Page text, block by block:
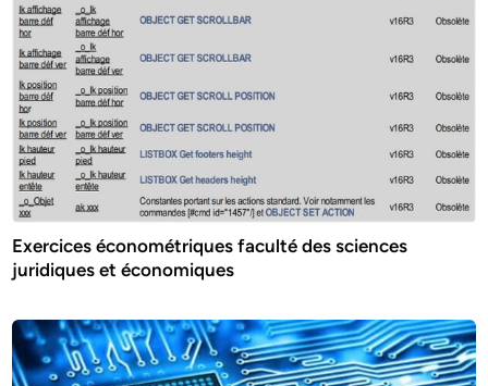
Exercices économétriques faculté des sciences
juridiques et économiques